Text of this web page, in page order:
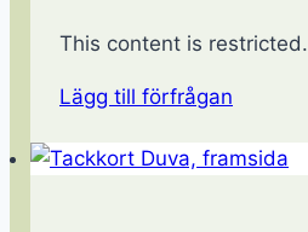
This content is restricted.
Lägg till förfrågan